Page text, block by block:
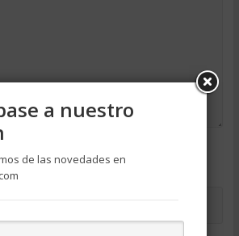
a nuestro
de las novedades en